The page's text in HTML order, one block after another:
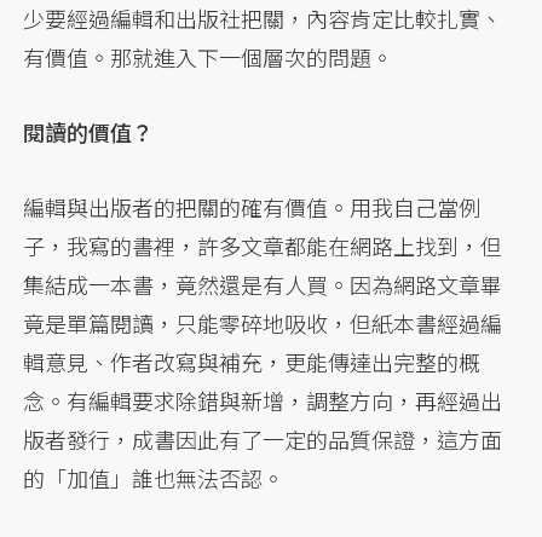
少要經過編輯和出版社把關，內容肯定比較扎實、
有價值。那就進入下一個層次的問題。
閱讀的價值？
編輯與出版者的把關的確有價值。用我自己當例
子，我寫的書裡，許多文章都能在網路上找到，但
集結成一本書，竟然還是有人買。因為網路文章畢
竟是單篇閱讀，只能零碎地吸收，但紙本書經過編
輯意見、作者改寫與補充，更能傳達出完整的概
念。有編輯要求除錯與新增，調整方向，再經過出
版者發行，成書因此有了一定的品質保證，這方面
的「加值」誰也無法否認。